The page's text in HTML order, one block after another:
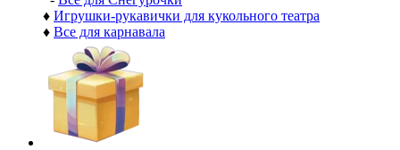
♦ Игрушки-рукавички для кукольного театра
♦ Все для карнавала